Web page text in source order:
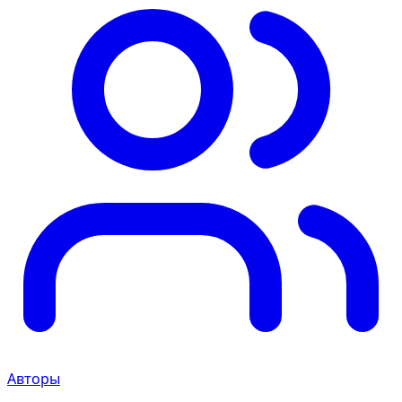
Авторы